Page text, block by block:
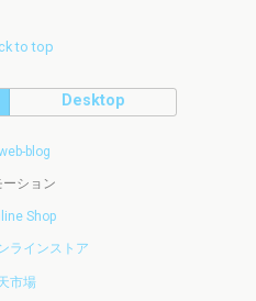
to top
Desktop
blog
ーション
Shop
ラインストア
市場